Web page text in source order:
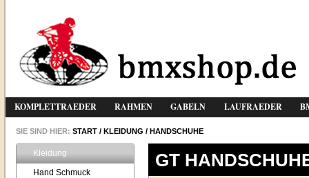
KOMPLETTRAEDER RAHMEN GABELN LAUFRAEDER
SIE SIND HIER: START/ KLEIDUNG / HANDSCHUHE
Kleidung
Hand Schmuck
GT